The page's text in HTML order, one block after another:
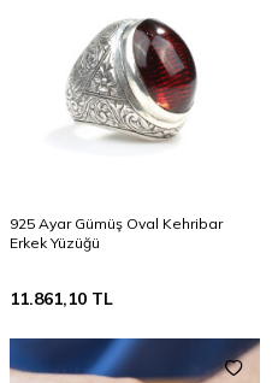
925 Ayar Gümüş Oval Kehribar
Erkek Yüzüğü
11.861,10 TL